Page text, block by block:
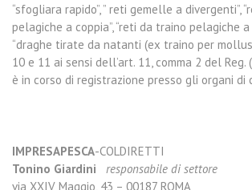
“sfogliara rapido”, ” reti gemelle a divergenti”,
pelagiche a coppia”, “reti da traino pelagiche
“draghe tirate da natanti (ex traino per
10 e 11 ai sensi dell’art. 11, comma 2 del Reg.
è in corso di registrazione presso gli organi di
IMPRESAPESCA-COLDIRETTI
Tonino Giardini
responsabile di settore
via XXIV Maggio, 43 – 00187 ROMA